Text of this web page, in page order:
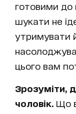
готовими до
шукати не
утримувати
цього вам
Зрозуміти,
чоловік. Що